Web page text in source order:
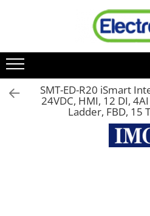
Sisteme de automatizare si control
Automate programabile
Seria DVP-Slim PLC-CPU
Seria DVP Motion-CPU
SMT-ED-R20 iSmart
24VDC, HMI, 12 DI,
Ladder, FBD, 15